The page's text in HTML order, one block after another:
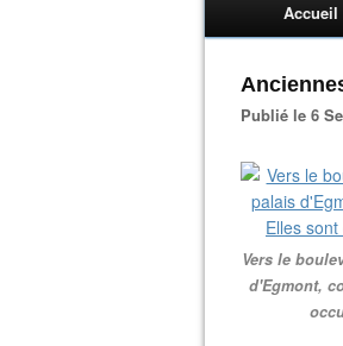
Accueil
Publié le 6
Vers le
d'Egmont,